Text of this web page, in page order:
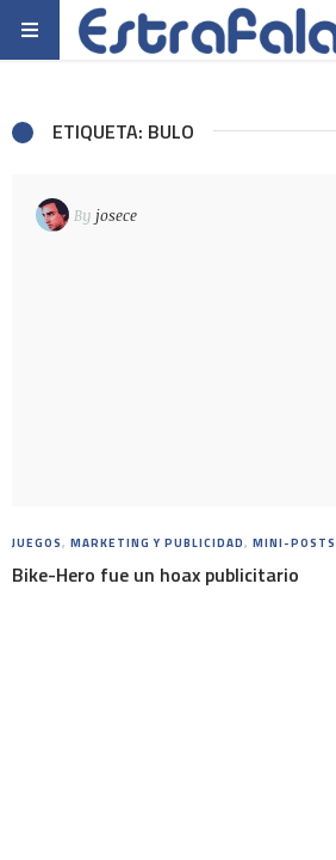
ETIQUETA: BULO
By josece
JUEGOS, MARKETING Y PUBLICIDAD, MINI-POSTS
Bike-Hero fue un hoax publicitario